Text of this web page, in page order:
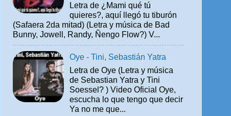
Letra de ¿Mami qué tú
quieres?, aquí llegó tu tiburón
(Safaera 2da mitad) (Letra y música de Bad
Bunny, Jowell, Randy, Ñengo Flow?) V...
Oye - Tini, Sebastián Yatra
Letra de Oye (Letra y música
de Sebastian Yatra y Tini
Soessel? ) Video Oficial Oye,
escucha lo que tengo que decir
Ya no me que...